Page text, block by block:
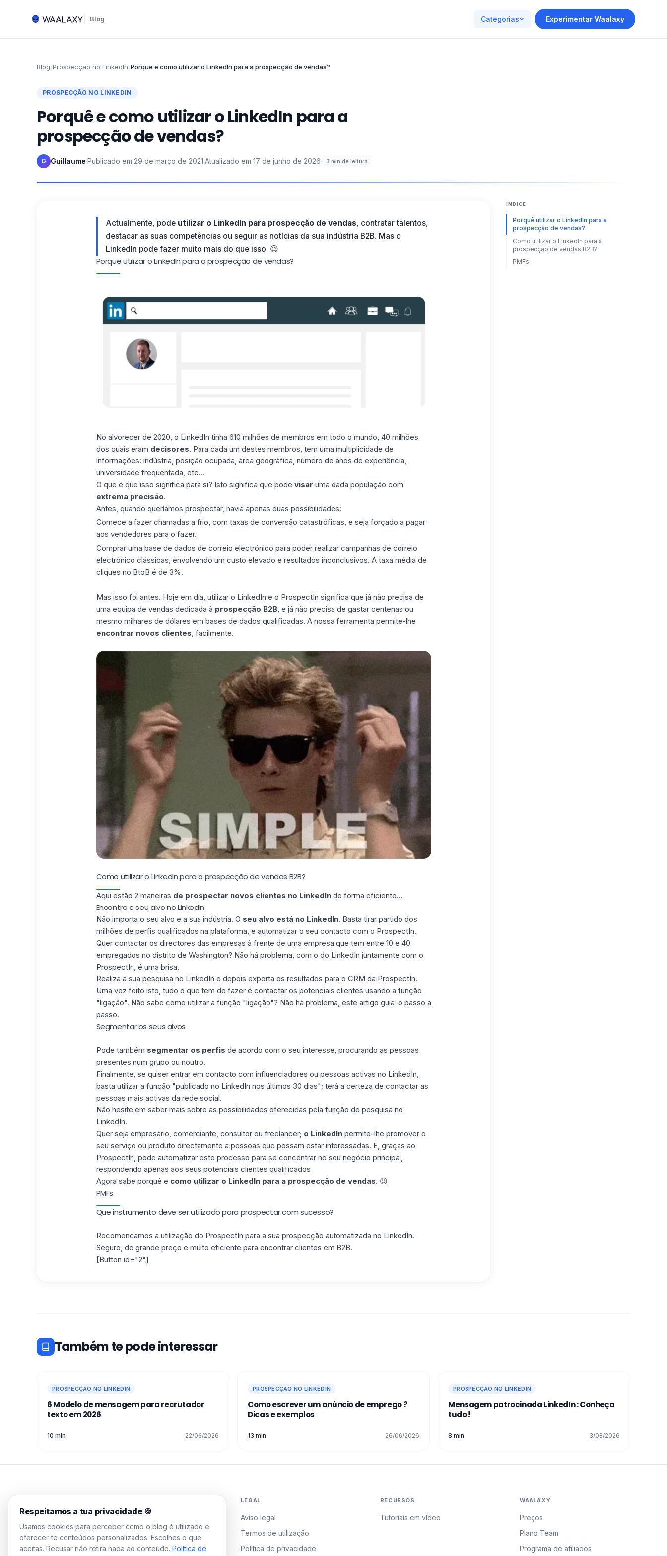
Blog Categorias Experimentar Waalaxy
Blog›Prospecção no LinkedIn›Porquê e como utilizar o LinkedIn para a prospecção de vendas?
PROSPECÇÃO NO LINKEDIN
Porquê e como utilizar o LinkedIn para a
prospecção de vendas?
G Guillaume·Publicado em 29 de março de 2021·Atualizado em 17 de junho de 2026· 3 min de leitura
Actualmente, pode utilizar o LinkedIn para prospecção de vendas, contratar talentos,
destacar as suas competências ou seguir as notícias da sua indústria B2B. Mas o
LinkedIn pode fazer muito mais do que isso. 😉
Porquê utilizar o LinkedIn para a prospecção de vendas?
No alvorecer de 2020, o LinkedIn tinha 610 milhões de membros em todo o mundo, 40 milhões
dos quais eram decisores. Para cada um destes membros, tem uma multiplicidade de
informações: indústria, posição ocupada, área geográfica, número de anos de experiência,
universidade frequentada, etc...
O que é que isso significa para si? Isto significa que pode visar uma dada população com
extrema precisão.
Antes, quando queríamos prospectar, havia apenas duas possibilidades:
Comece a fazer chamadas a frio, com taxas de conversão catastróficas, e seja forçado a pagar
aos vendedores para o fazer.
Comprar uma base de dados de correio electrónico para poder realizar campanhas de correio
electrónico clássicas, envolvendo um custo elevado e resultados inconclusivos. A taxa média de
cliques no BtoB é de 3%.
Mas isso foi antes. Hoje em dia, utilizar o LinkedIn e o ProspectIn significa que já não precisa de
uma equipa de vendas dedicada à prospecção B2B, e já não precisa de gastar centenas ou
mesmo milhares de dólares em bases de dados qualificadas. A nossa ferramenta permite-lhe
encontrar novos clientes, facilmente.
Como utilizar o LinkedIn para a prospecção de vendas B2B?
Aqui estão 2 maneiras de prospectar novos clientes no LinkedInde forma eficiente...
Encontre o seu alvo no LinkedIn
Não importa o seu alvo e a sua indústria. O seu alvo está no LinkedIn. Basta tirar partido dos
milhões de perfis qualificados na plataforma, e automatizar o seu contacto com o ProspectIn.
Quer contactar os directores das empresas à frente de uma empresa que tem entre 10 e 40
empregados no distrito de Washington? Não há problema, com o do LinkedIn juntamente com o
ProspectIn, é uma brisa.
Realiza a sua pesquisa no LinkedIn e depois exporta os resultados para o CRM da ProspectIn.
Uma vez feito isto, tudo o que tem de fazer é contactar os potenciais clientes usando a função
"ligação". Não sabe como utilizar a função "ligação"? Não há problema, este artigo guia-o passo a
passo.
Segmentar os seus alvos
Pode também segmentar os perfis de acordo com o seu interesse, procurando as pessoas
presentes num grupo ou noutro.
Finalmente, se quiser entrar em contacto com influenciadores ou pessoas activas no LinkedIn,
basta utilizar a função "publicado no LinkedIn nos últimos 30 dias"; terá a certeza de contactar as
pessoas mais activas da rede social.
Não hesite em saber mais sobre as possibilidades oferecidas pela função de pesquisa no
LinkedIn.
Quer seja empresário, comerciante, consultor ou freelancer; o LinkedInpermite-lhe promover o
seu serviço ou produto directamente a pessoas que possam estar interessadas. E, graças ao
ProspectIn, pode automatizar este processo para se concentrar no seu negócio principal,
respondendo apenas aos seus potenciais clientes qualificados
Agora sabe porquê e como utilizar o LinkedIn para a prospecção de vendas. 😉
PMFs
Que instrumento deve ser utilizado para prospectar com sucesso?
Recomendamos a utilização do ProspectIn para a sua prospecção automatizada no LinkedIn.
Seguro, de grande preço e muito eficiente para encontrar clientes em B2B.
[Button id="2"]
ÍNDICE
Porquê utilizar o LinkedIn para a
prospecção de vendas?
Como utilizar o LinkedIn para a
prospecção de vendas B2B?
PMFs
Também te pode interessar
PROSPECÇÃO NO LINKEDIN
6 Modelo de mensagem para recrutador​
texto em 2026
10 min 22/06/2026
PROSPECÇÃO NO LINKEDIN
Como escrever um anúncio de emprego​ ?
Dicas e exemplos
13 min 26/06/2026
PROSPECÇÃO NO LINKEDIN
Mensagem patrocinada LinkedIn : Conheça
tudo !
8 min 3/08/2026
testadas, zero jargão
corporativo. Preenche o teu
LEGAL
Aviso legal
Termos de utilização
Política de privacidade
RECURSOS
Tutoriais em vídeo
WAALAXY
Preços
Plano Team
Programa de afiliados
Respeitamos a tua privacidade 🍪
Usamos cookies para perceber como o blog é utilizado e
oferecer-te conteúdos personalizados. Escolhes o que
aceitas. Recusar não retira nada ao conteúdo. Política de